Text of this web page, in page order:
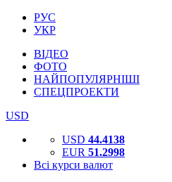
РУС
УКР
ВІДЕО
ФОТО
НАЙПОПУЛЯРНІШІ
СПЕЦПРОЕКТИ
USD
USD 44.4138
EUR 51.2998
Всі курси валют